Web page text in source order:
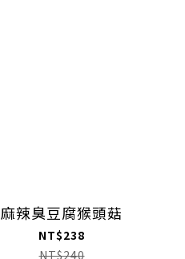
麻辣臭豆腐猴頭菇
NT$238
NT$240